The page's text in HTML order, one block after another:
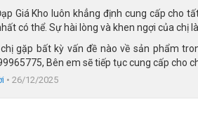
lên sự tinh tế, thanh lịch, phù hợp với
tươi mới, trẻ trung, gợi cảm giác tràn
này, bé thích sự dịu dàng hay cá tính,
ứng được sở thích và phong cách của
Giá Kho luôn khẳng định cung cấp cho
có thể. Sự hài lòng và khen ngợi của chị
chị gặp bất kỳ vấn đề nào về sản phẩm
Bên em sẽ tiếp tục cung cấp cho
• 26/12/2025